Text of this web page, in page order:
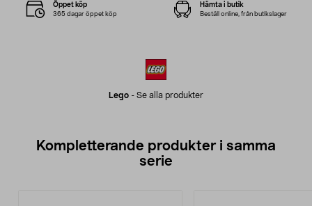
Lego - Se alla produkter
Öppet köp
365 dagar öppet köp
Hämta i butik
Beställ online, från butikslager
Kompletterande produkter i samma
serie